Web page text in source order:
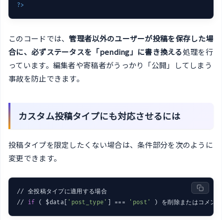
?>
このコードでは、管理者以外のユーザーが投稿を保存した場
合に、必ずステータスを「pending」に書き換える処理を行
っています。編集者や寄稿者がうっかり「公開」してしまう
事故を防止できます。
カスタム投稿タイプにも対応させるには
投稿タイプを限定したくない場合は、条件部分を次のように
変更できます。
// 全投稿タイプに適用する場合
// if ( $data[ 'post_type' ] === 'post'